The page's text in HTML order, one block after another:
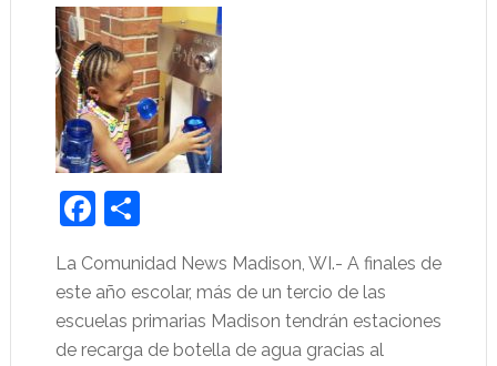
Facebook
Share
La Comunidad News Madison, WI.- A finales de
este año escolar, más de un tercio de las
escuelas primarias Madison tendrán estaciones
de recarga de botella de agua gracias al